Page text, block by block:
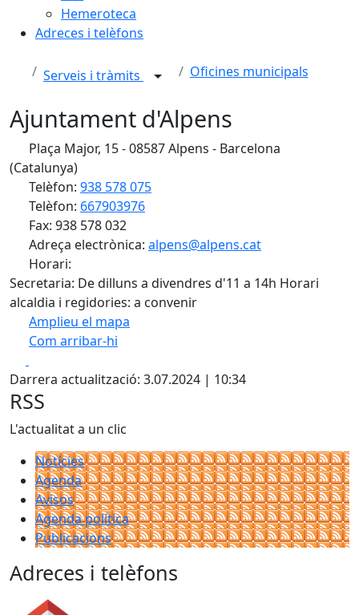
Hemeroteca
Adreces i telèfons
Serveis i tràmits Oficines municipals
Ajuntament d'Alpens
Plaça Major, 15 - 08587 Alpens - Barcelona
(Catalunya)
Telèfon: 938 578 075
Telèfon: 667903976
Fax: 938 578 032
Adreça electrònica: alpens@alpens.cat
Horari:
Secretaria: De dilluns a divendres d'11 a 14h Horari
alcaldia i regidories: a convenir
Amplieu el mapa
Com arribar-hi
+
−
Darrera actualització: 3.07.2024 | 10:34
RSS
L'actualitat a un clic
Notícies
Agenda
Avisos
Agenda política
Publicacions
Adreces i telèfons